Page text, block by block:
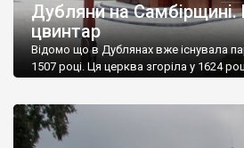
Дубляни на Самбірщині.
цвинтар
Відомо що в Дублянах вже існувала
1507 році. Ця церква згоріла у 1624
ІІІ Собєського. У 1860 — 1863 роках
теперішню дерев’яну церкву, за